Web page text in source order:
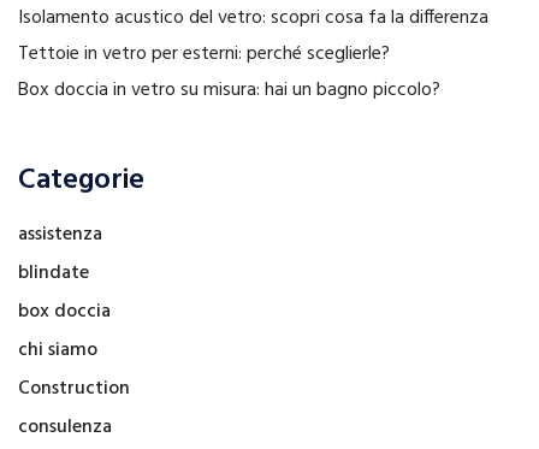
Isolamento acustico del vetro: scopri cosa fa la differenza
Tettoie in vetro per esterni: perché sceglierle?
Box doccia in vetro su misura: hai un bagno piccolo?
Categorie
assistenza
blindate
box doccia
chi siamo
Construction
consulenza